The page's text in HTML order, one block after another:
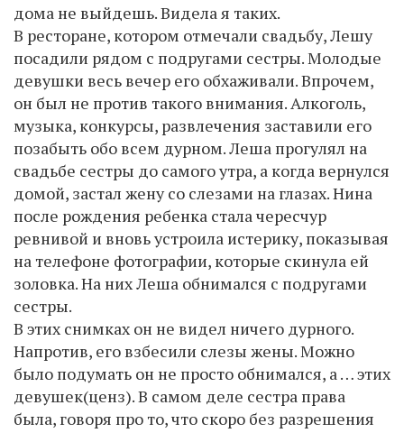
дома не выйдешь. Видела я таких.
В ресторане, котором отмечали свадьбу, Лешу
посадили рядом с подругами сестры. Молодые
девушки весь вечер его обхаживали. Впрочем,
он был не против такого внимания. Алкоголь,
музыка, конкурсы, развлечения заставили его
позабыть обо всем дурном. Леша прогулял на
свадьбе сестры до самого утра, а когда вернулся
домой, застал жену со слезами на глазах. Нина
после рождения ребенка стала чересчур
ревнивой и вновь устроила истерику, показывая
на телефоне фотографии, которые скинула ей
золовка. На них Леша обнимался с подругами
сестры.
В этих снимках он не видел ничего дурного.
Напротив, его взбесили слезы жены. Можно
было подумать он не просто обнимался, а … этих
девушек(ценз). В самом деле сестра права
была, говоря про то, что скоро без разрешения